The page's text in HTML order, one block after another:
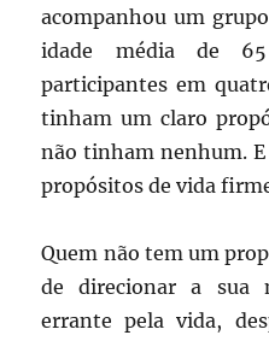
acompanhou um
idade média de
participantes em
tinham um claro
não tinham nenhum.
propósitos de vida
Quem não tem um
de direcionar a sua
errante pela vida,